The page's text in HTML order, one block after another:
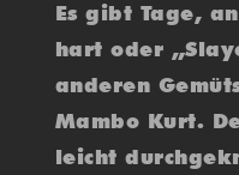
Es gibt Tage,
hart oder
anderen
Mambo Kurt.
leicht